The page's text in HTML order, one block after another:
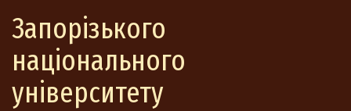
Запорізького
національного
університету